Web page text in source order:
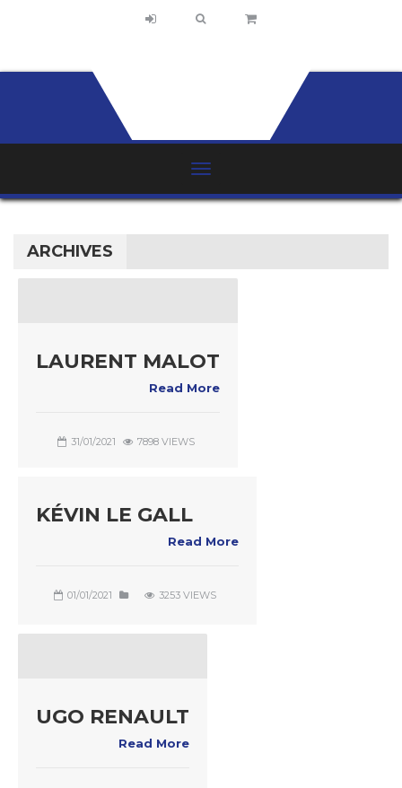
ARCHIVES
LAURENT MALOT
Read More
31/01/2021 7898 VIEWS
KÉVIN LE GALL
Read More
01/01/2021 3253 VIEWS
UGO RENAULT
Read More